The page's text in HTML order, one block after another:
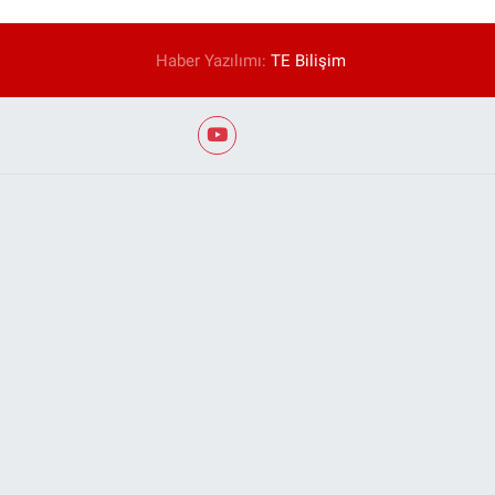
Haber Yazılımı:TE Bilişim